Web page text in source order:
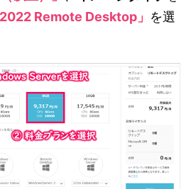
Remote Desktop」 を選